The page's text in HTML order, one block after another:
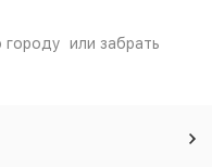
или забрать